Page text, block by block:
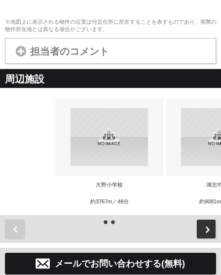
※地図上に表示される物件の位置は付近住所に所在することを表すものであり、実際の
物件所在地とは異なる場合がございます。
担当者のコメント
周辺施設
大野小学校
約3767m／48分
湖北
約
メールでお問い合わせする(無料)